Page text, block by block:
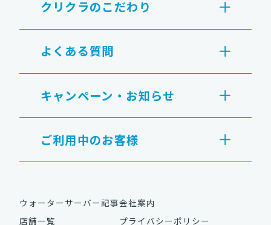
クリクラのこだわり
よくある質問
キャンペーン・お知らせ
ご利用中のお客様
ウォーターサーバー記事
店舗一覧
会社案内
プライバシーポリシー